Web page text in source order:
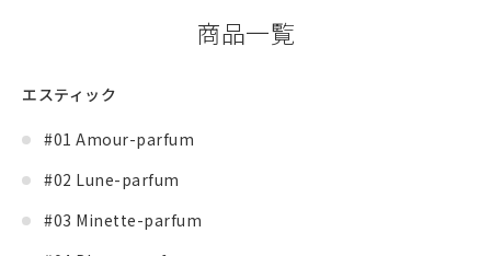
商品一覧
エスティック
#01 Amour-parfum
#02 Lune-parfum
#03 Minette-parfum